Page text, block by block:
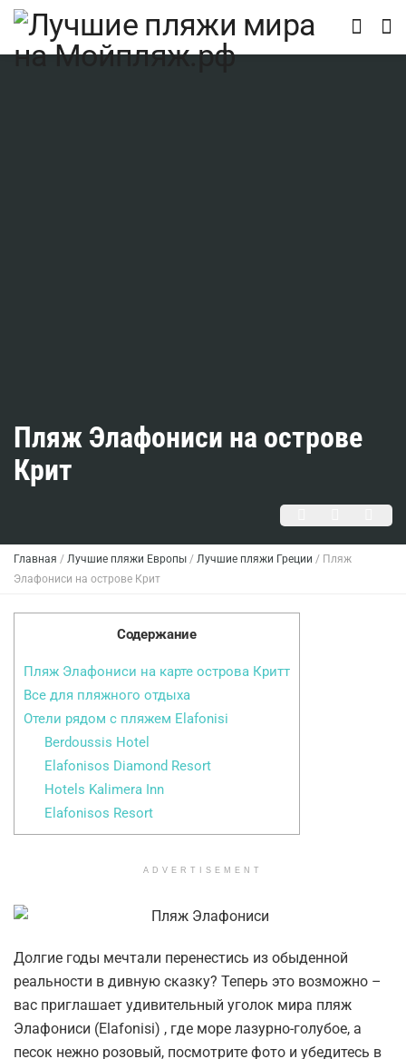
Пляж Элафониси на острове
Крит
Главная / Лучшие пляжи Европы / Лучшие пляжи Греции / Пляж
Элафониси на острове Крит
Содержание
Пляж Элафониси на карте острова Критт
Все для пляжного отдыха
Отели рядом с пляжем Elafonisi
Berdoussis Hotel
Elafonisos Diamond Resort
Hotels Kalimera Inn
Elafonisos Resort
ADVERTISEMENT
Долгие годы мечтали перенестись из обыденной
реальности в дивную сказку? Теперь это возможно –
вас приглашает удивительный уголок мира пляж
Элафониси (Elafonisi) , где море лазурно-голубое, а
песок нежно розовый, посмотрите фото и убедитесь в